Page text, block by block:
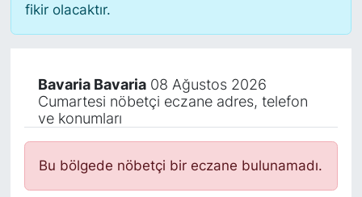
fikir olacaktır.
Bavaria Bavaria08 Ağustos 2026
Cumartesi nöbetçi eczane adres, telefon
ve konumları
Bu bölgede nöbetçi bir eczane bulunamadı.